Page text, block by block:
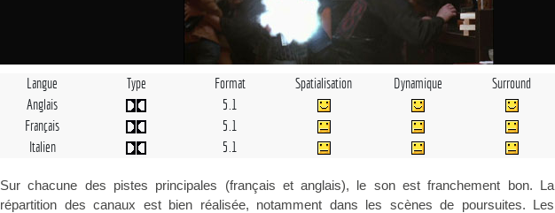
Langue Type Format Spatialisation Dynamique
Surround
Anglais
5.1
Français
5.1
Italien
5.1
Sur chacune des pistes principales (français et anglais), le son est franchement bon. La
répartition des canaux est bien réalisée, notamment dans les scènes de poursuites. Les